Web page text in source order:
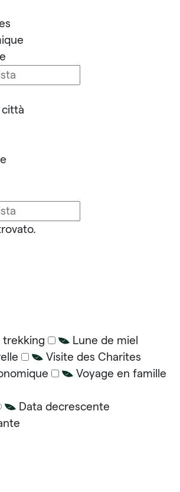
trekking
Lune de miel
Visite des Charites
Voyage en famille
Data decrescente